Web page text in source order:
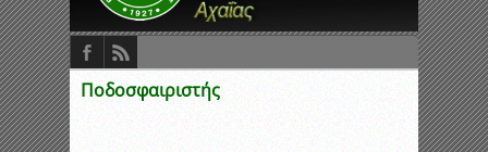
Ποδοσφαιριστής